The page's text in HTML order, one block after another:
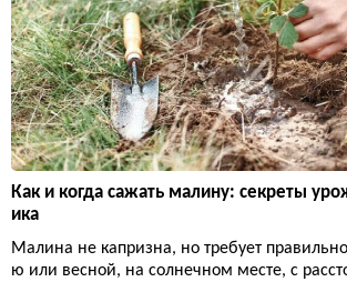
Как и когда сажать малину: секреты
ика
Малина не капризна, но требует
ю или весной, на солнечном месте, с